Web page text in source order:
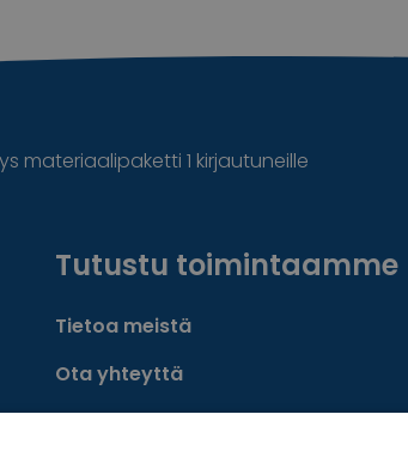
materiaalipaketti 1 kirjautuneille
Tutustu toimintaamme
Tietoa meistä
Ota yhteyttä
Tietosuoja- ja rekisteriseloste